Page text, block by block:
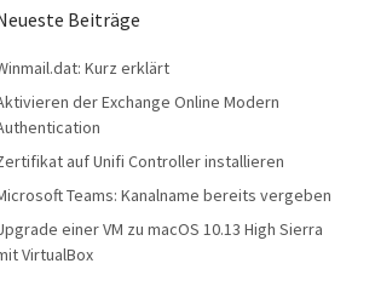
Beiträge
Kurz erklärt
der Exchange Online Modern
auf Unifi Controller installieren
Teams: Kanalname bereits vergeben
einer VM zu macOS 10.13 High Sierra
VirtualBox